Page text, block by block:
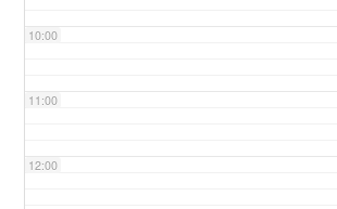
10:00
11:00
12:00